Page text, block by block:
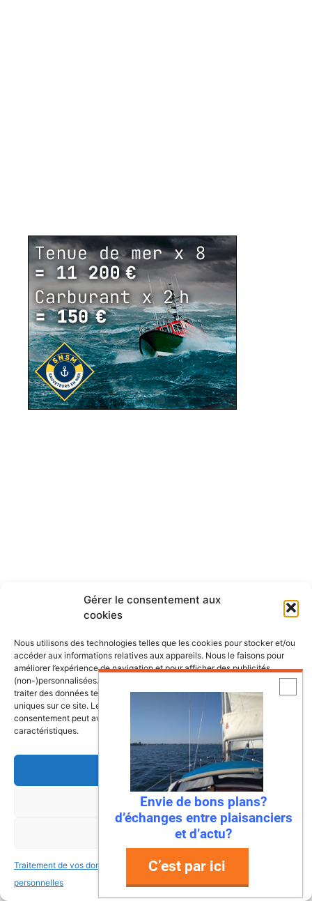
Gérer le consentement aux
cookies
Nous utilisons des technologies telles que les cookies pour stocker et/ou
accéder aux informations relatives aux appareils. Nous le faisons pour
améliorer l’expérience de navigation et pour afficher des publicités
(non-)personnalisées. Consentir à ces technologies nous autorisera à
traiter des données telles que le comportement de navigation ou les ID
uniques sur ce site. Le fait de ne pas consentir ou de retirer son
consentement peut avoir un effet négatif sur certaines fonctonnalités et
caractéristiques.
Accepter
Refuser
Voir les préférences
Traitement de vos données
personnelles
Traitement de vos données
personnelles
Calendrier nautique
Envie de bons plans?
d’échanges entre plaisanciers
et d’actu?
C’est par ici